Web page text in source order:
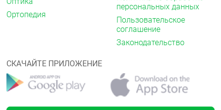
Ортопедия
персональных данных
Пользовательское
соглашение
Законодательство
СКАЧАЙТЕ ПРИЛОЖЕНИЕ